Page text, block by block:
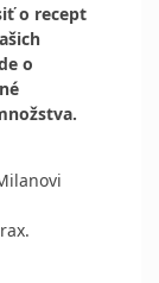
o recept
o